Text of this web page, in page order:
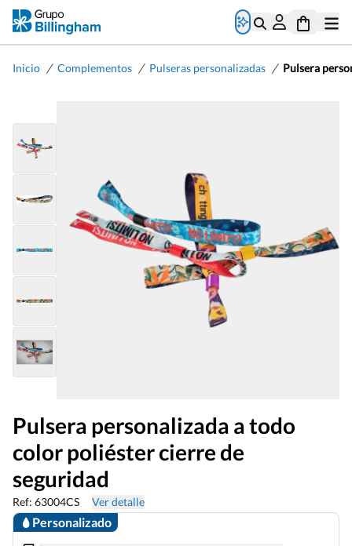
Inicio / Complementos / Pulseras personalizadas / Pulsera
Pulsera personalizada a todo
color poliéster cierre de
seguridad
Ref: 63004CS Ver detalle
Personalizado